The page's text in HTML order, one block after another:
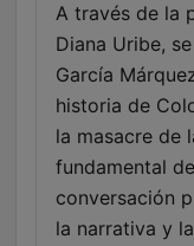
A través de la
Diana Uribe,
García
historia de
la masacre de
fundamental
conversación
la narrativa y